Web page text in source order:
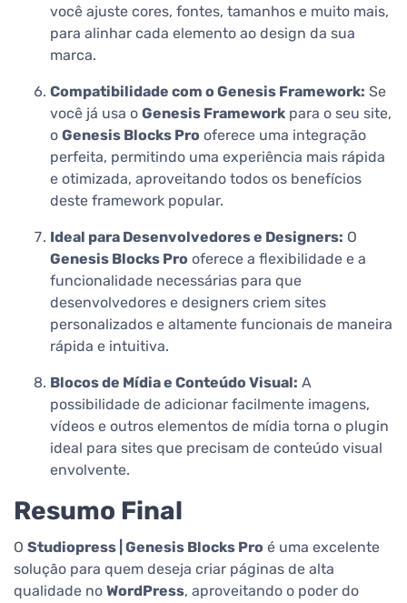
você ajuste cores, fontes, tamanhos e muito mais,
para alinhar cada elemento ao design da sua
marca.
Compatibilidade com o Genesis Framework: Se
você já usa o Genesis Framework para o seu site,
o Genesis Blocks Pro oferece uma integração
perfeita, permitindo uma experiência mais rápida
e otimizada, aproveitando todos os benefícios
deste framework popular.
Ideal para Desenvolvedores e Designers: O
Genesis Blocks Pro oferece a flexibilidade e a
funcionalidade necessárias para que
desenvolvedores e designers criem sites
personalizados e altamente funcionais de maneira
rápida e intuitiva.
Blocos de Mídia e Conteúdo Visual: A
possibilidade de adicionar facilmente imagens,
vídeos e outros elementos de mídia torna o plugin
ideal para sites que precisam de conteúdo visual
envolvente.
Resumo Final
O Studiopress | Genesis Blocks Pro é uma excelente
solução para quem deseja criar páginas de alta
qualidade no WordPress, aproveitando o poder do